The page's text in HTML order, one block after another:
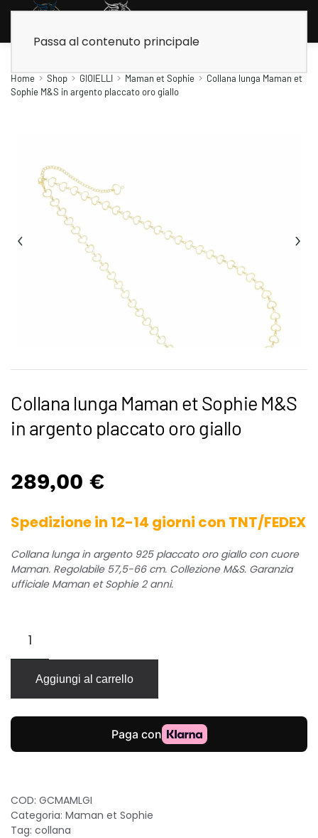
Passa al contenuto principale
Home Shop GIOIELLI Maman et Sophie
Collana lunga Maman et
Sophie M&S in argento placcato oro giallo
Collana lunga Maman et Sophie M&S
in argento placcato oro giallo
289,00 €
Spedizione in 12-14 giorni con TNT/FEDEX
Collana lunga in argento 925 placcato oro giallo con cuore
Maman. Regolabile 57,5-66 cm. Collezione M&S. Garanzia
ufficiale Maman et Sophie 2 anni.
lunga
Maman
Sophie
M&S
in
placcato
Aggiungi al carrello
COD: GCMAMLGI
Categoria: Maman et Sophie
Tag: collana